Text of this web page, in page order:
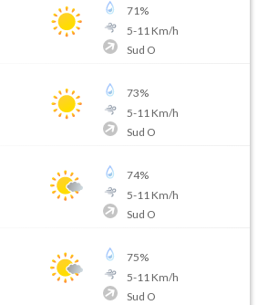
71%
5-11 Km/h
Sud O
73%
5-11 Km/h
Sud O
74%
5-11 Km/h
Sud O
75%
5-11 Km/h
Sud O